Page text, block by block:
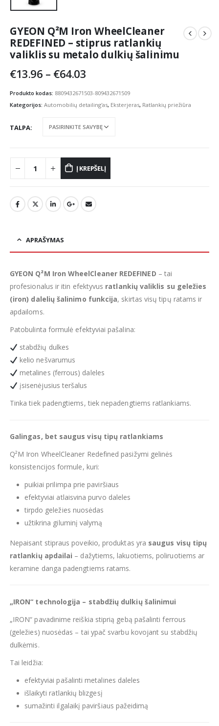
GYEON Q²M Iron WheelCleaner
REDEFINED – stiprus ratlankių
valiklis su metalo dulkių šalinimu
€13.96 – €64.03
€13.96
through
Produkto kodas: 8809432671503-809432671509
Kategorijos: Automobilių detailing'as, Eksterjeras, Ratlankių priežiūra
TALPA
Į KREPŠELĮ
APRAŠYMAS
GYEON Q²M Iron WheelCleaner REDEFINED – tai
profesionalus ir itin efektyvus ratlankių valiklis su geležies
(iron) dalelių šalinimo funkcija, skirtas visų tipų ratams ir
apdailoms.
Patobulinta formulė efektyviai pašalina:
stabdžių dulkes
kelio nešvarumus
metalines (ferrous) daleles
įsisenėjusius teršalus
Tinka tiek padengtiems, tiek nepadengtiems ratlankiams.
Galingas, bet saugus visų tipų ratlankiams
Q²M Iron WheelCleaner Redefined pasižymi gelinės
konsistencijos formule, kuri:
puikiai prilimpa prie paviršiaus
efektyviai atlaisvina purvo daleles
tirpdo geležies nuosėdas
užtikrina giluminį valymą
Nepaisant stipraus poveikio, produktas yra saugus visų tipų
ratlankių apdailai – dažytiems, lakuotiems, poliruotiems ar
keramine danga padengtiems ratams.
„IRON“ technologija – stabdžių dulkių šalinimui
„IRON“ pavadinime reiškia stiprią gebą pašalinti ferrous
(geležies) nuosėdas – tai ypač svarbu kovojant su stabdžių
dulkėmis.
Tai leidžia:
efektyviai pašalinti metalines daleles
išlaikyti ratlankių blizgesį
sumažinti ilgalaikį paviršiaus pažeidimą